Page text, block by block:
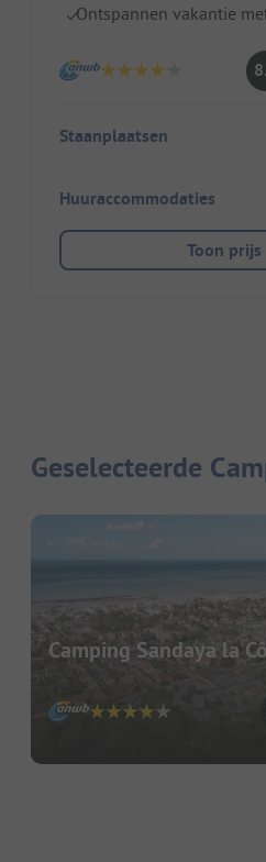
Ontspannen vakantie
Staanplaatsen
Huuraccommodaties
Toon prijs
Geselecteerde
Camping Sandaya la